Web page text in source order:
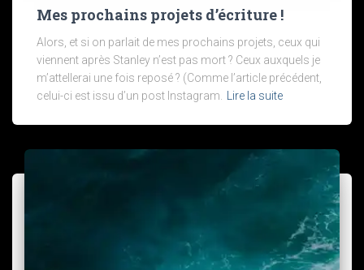
Mes prochains projets d’écriture !
Alors, et si on parlait de mes prochains projets, ceux qui
viennent après Stanley n’est pas mort ? Ceux auxquels je
m’attellerai une fois reposé ? (Comme l’article précédent,
celui-ci est issu d’un post Instagram. Lire la suite